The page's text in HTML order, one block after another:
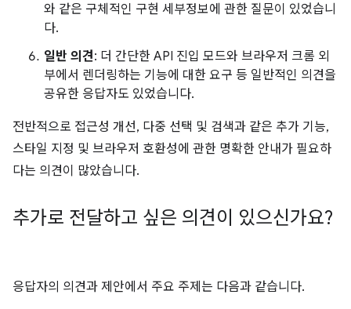
와 같은 구체적인 구현 세부정보에 관한 질문이 있었습니
다.
일반 의견: 더 간단한 API 진입 모드와 브라우저 크롬 외
부에서 렌더링하는 기능에 대한 요구 등 일반적인 의견을
공유한 응답자도 있었습니다.
전반적으로 접근성 개선, 다중 선택 및 검색과 같은 추가 기능,
스타일 지정 및 브라우저 호환성에 관한 명확한 안내가 필요하
다는 의견이 많았습니다.
추가로 전달하고 싶은 의견이 있으신가요?
응답자의 의견과 제안에서 주요 주제는 다음과 같습니다.